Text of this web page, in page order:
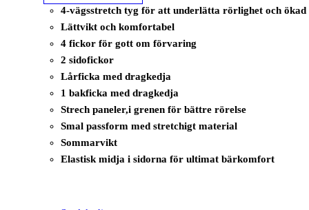
4-vägsstretch tyg för att underlätta rörlighet och
Lättvikt och komfortabel
4 fickor för gott om förvaring
2 sidofickor
Lårficka med dragkedja
1 bakficka med dragkedja
Strech paneler,i grenen för bättre rörelse
Smal passform med stretchigt material
Sommarvikt
Elastisk midja i sidorna för ultimat bärkomfort